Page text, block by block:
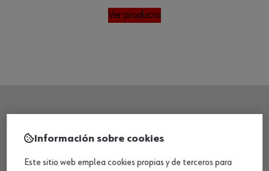
Ver producto
CENTRO LOGÍSTICO / MUSEO
Información sobre cookies
Este sitio web emplea cookies propias y de terceros para